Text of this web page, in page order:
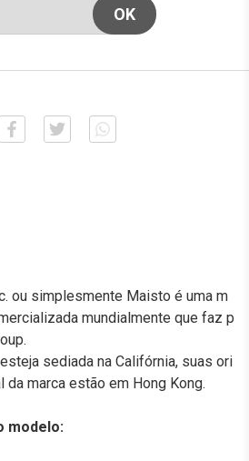
ou simplesmente Maisto é uma m
mundialmente que faz p
sediada na Califórnia, suas ori
marca estão em Hong Kong.
modelo: